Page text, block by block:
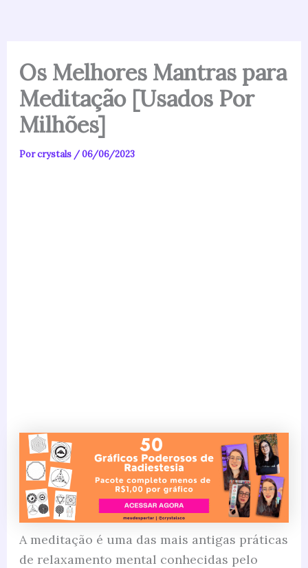
Os Melhores Mantras para
Meditação [Usados Por
Milhões]
Porcrystals /06/06/2023
A meditação é uma das mais antigas práticas
de relaxamento mental conhecidas pelo